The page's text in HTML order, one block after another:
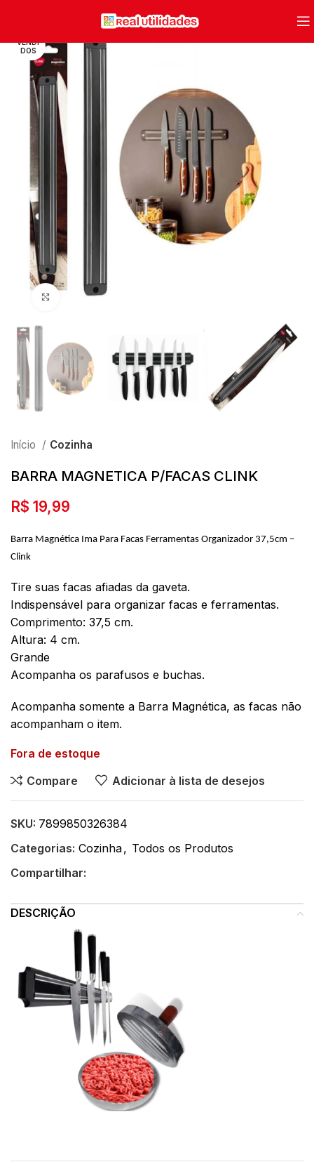
VENDI
DOS
Clique para ampliar
Início Cozinha
BARRA MAGNETICA P/FACAS CLINK
R$ 19,99
Barra Magnética Ima Para Facas Ferramentas Organizador 37,5cm –
Clink
Tire suas facas afiadas da gaveta.
Indispensável para organizar facas e ferramentas.
Comprimento: 37,5 cm.
Altura: 4 cm.
Grande
Acompanha os parafusos e buchas.
Acompanha somente a Barra Magnética, as facas não
acompanham o item.
Fora de estoque
Compare
Adicionar à lista de desejos
SKU: 7899850326384
Categorias: Cozinha, Todos os Produtos
Compartilhar:
DESCRIÇÃO